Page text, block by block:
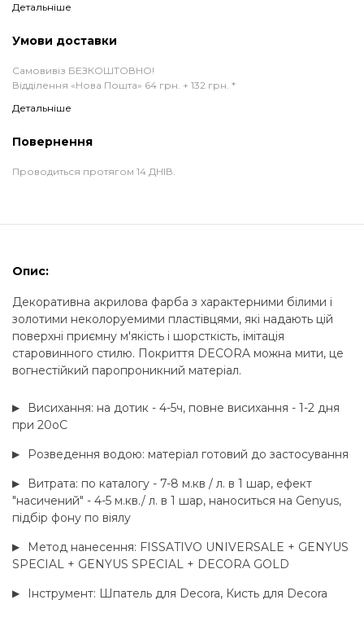
Детальніше
Умови доставки
Самовивіз БЕЗКОШТОВНО!
Відділення «Нова Пошта» 64 грн. + 132 грн. *
Детальніше
Повернення
Проводиться протягом 14 ДНІВ.
Опис:
Декоративна акрилова фарба з характерними білими і
золотими неколоруемими пластівцями, які надають цій
поверхні приємну м'якість і шорсткість, імітація
старовинного стилю. Покриття DECORA можна мити, це
вогнестійкий паропроникний матеріал.
Висихання: на дотик - 4-5ч, повне висихання - 1-2 дня
при 20оC
Розведення водою: матеріал готовий до застосування
Витрата: по каталогу - 7-8 м.кв / л. в 1 шар, ефект
"насичений" - 4-5 м.кв./ л. в 1 шар, наноситься на Genyus,
підбір фону по віялу
Метод нанесення: FISSATIVO UNIVERSALE + GENYUS
SPECIAL + GENYUS SPECIAL + DECORA GOLD
Інструмент: Шпатель для Decora, Кисть для Decora